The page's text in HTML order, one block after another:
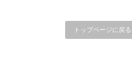
トップページに戻る